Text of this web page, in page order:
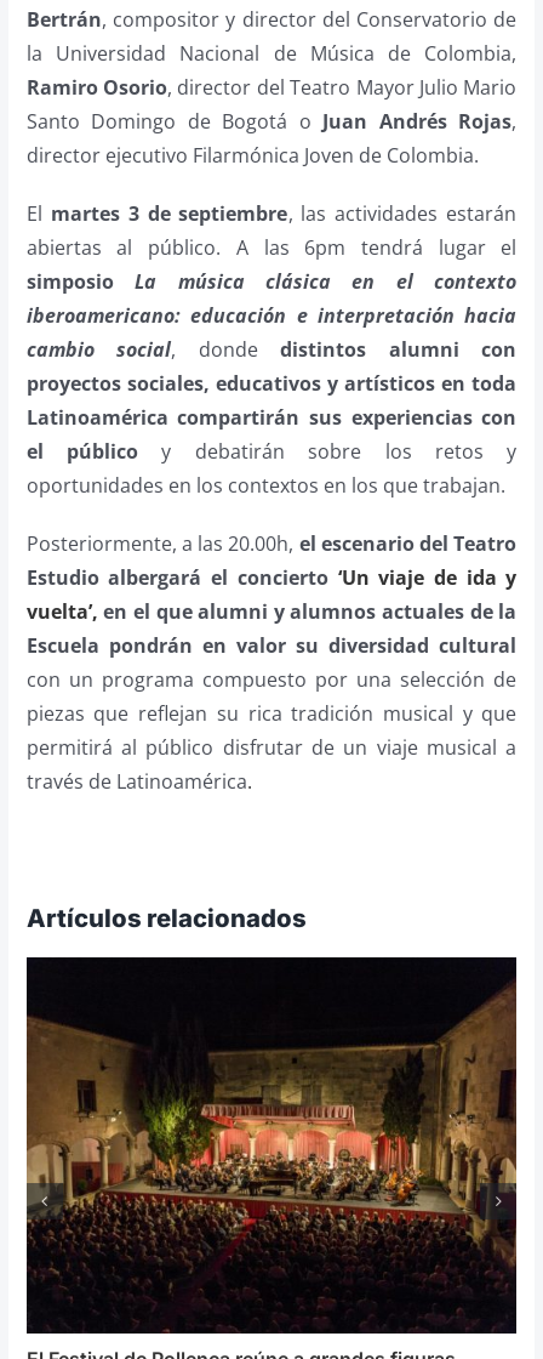
Bertrán, compositor y director del Conservatorio de
la Universidad Nacional de Música de Colombia,
Ramiro Osorio, director del Teatro Mayor Julio Mario
Santo Domingo de Bogotá o Juan Andrés Rojas,
director ejecutivo Filarmónica Joven de Colombia.
El martes 3 de septiembre, las actividades estarán
abiertas al público. A las 6pm tendrá lugar el
simposio
La música clásica en el contexto
iberoamericano: educación e interpretación hacia
cambio social, dondedistintos alumni con
proyectos sociales, educativos y artísticos en toda
Latinoamérica compartirán sus experiencias con
el público y debatirán sobre los retos y
oportunidades en los contextos en los que trabajan.
Posteriormente, a las 20.00h, el escenario del Teatro
Estudio albergará el concierto ‘Un viaje de ida y
vuelta’, en el que alumni y alumnos actuales de la
Escuela pondrán en valor su diversidad cultural
con un programa compuesto por una selección de
piezas que reflejan su rica tradición musical y que
permitirá al público disfrutar de un viaje musical a
través de Latinoamérica.
Artículos relacionados